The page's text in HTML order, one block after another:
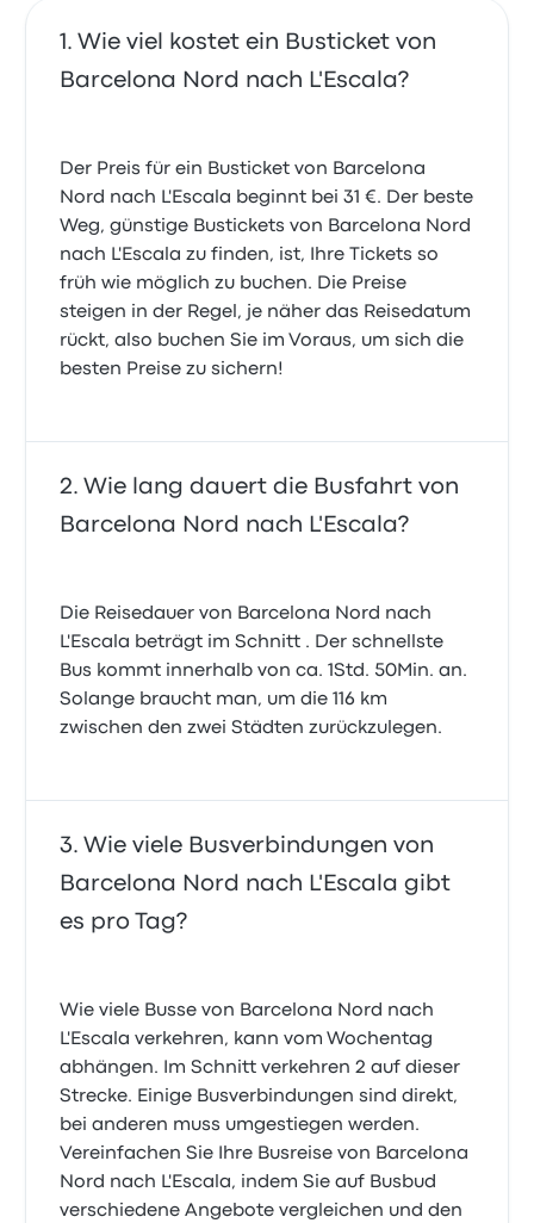
Wie viel kostet ein Busticket von
Barcelona Nord nach L'Escala?
Der Preis für ein Busticket von Barcelona
Nord nach L'Escala beginnt bei 31 €. Der beste
Weg, günstige Bustickets von Barcelona Nord
nach L'Escala zu finden, ist, Ihre Tickets so
früh wie möglich zu buchen. Die Preise
steigen in der Regel, je näher das Reisedatum
rückt, also buchen Sie im Voraus, um sich die
besten Preise zu sichern!
Wie lang dauert die Busfahrt von
Barcelona Nord nach L'Escala?
Die Reisedauer von Barcelona Nord nach
L'Escala beträgt im Schnitt . Der schnellste
Bus kommt innerhalb von ca. 1Std. 50Min. an.
Solange braucht man, um die 116 km
zwischen den zwei Städten zurückzulegen.
Wie viele Busverbindungen von
Barcelona Nord nach L'Escala gibt
es pro Tag?
Wie viele Busse von Barcelona Nord nach
L'Escala verkehren, kann vom Wochentag
abhängen. Im Schnitt verkehren 2 auf dieser
Strecke. Einige Busverbindungen sind direkt,
bei anderen muss umgestiegen werden.
Vereinfachen Sie Ihre Busreise von Barcelona
Nord nach L'Escala, indem Sie auf Busbud
verschiedene Angebote vergleichen und den